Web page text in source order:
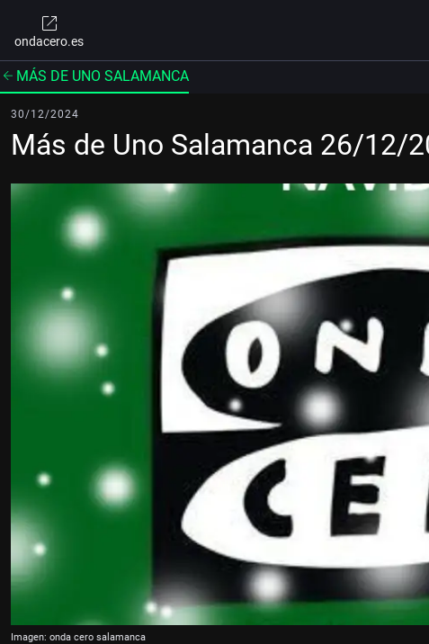
ondacero.es
MÁS DE UNO SALAMANCA
30/12/2024
Más de Uno Salamanca 26/12/
Imagen: onda cero salamanca